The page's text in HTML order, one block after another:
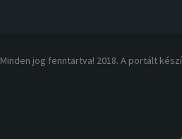
Minden jog fenntartva! 2018. A portált